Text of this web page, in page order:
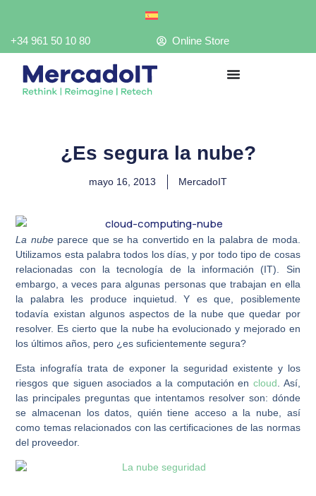
contenido
+34 961 50 10 80 Online Store
¿Es segura la nube?
mayo 16, 2013 MercadoIT
La nubeparece que se ha convertido en la palabra de moda.
Utilizamos esta palabra todos los días, y por todo tipo de cosas
relacionadas con la tecnología de la información (IT). Sin
embargo, a veces para algunas personas que trabajan en ella
la palabra les produce inquietud. Y es que, posiblemente
todavía existan algunos aspectos de la nube que quedar por
resolver. Es cierto que la nube ha evolucionado y mejorado en
los últimos años, pero ¿es suficientemente segura?
Esta infografía trata de exponer la seguridad existente y los
riesgos que siguen asociados a la computación encloud . Así,
las principales preguntas que intentamos resolver son: dónde
se almacenan los datos, quién tiene acceso a la nube, así
como temas relacionados con las certificaciones de las normas
del proveedor.